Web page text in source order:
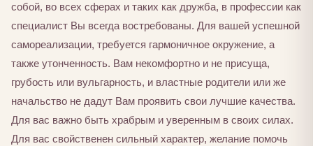
собой, во всех сферах и таких как дружба, в профессии как
специалист Вы всегда востребованы. Для вашей успешной
самореализации, требуется гармоничное окружение, а
также утонченность. Вам некомфортно и не присуща,
грубость или вульгарность, и властные родители или же
начальство не дадут Вам проявить свои лучшие качества.
Для вас важно быть храбрым и уверенным в своих силах.
Для вас свойственен сильный характер, желание помочь